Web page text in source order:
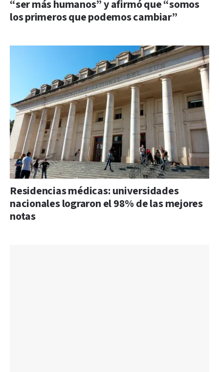
“ser más humanos” y afirmó que “somos
los primeros que podemos cambiar”
Residencias médicas: universidades
nacionales lograron el 98% de las mejores
notas